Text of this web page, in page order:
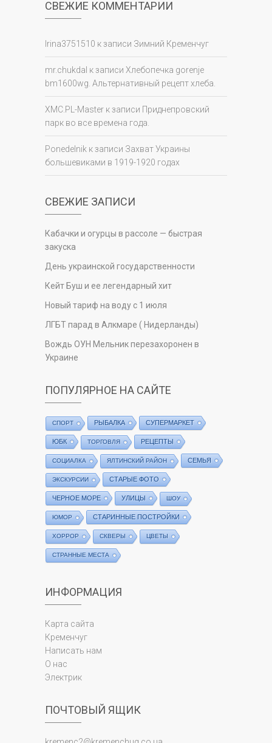
СВЕЖИЕ КОММЕНТАРИИ
Irina3751510 к записи Зимний Кременчуг
mr.chukdal к записи Хлебопечка gorenje
bm1600wg. Альтернативный рецепт хлеба.
XMC.PL-Master к записи Приднепровский
парк во все времена года.
Ponedelnik к записи Захват Украины
большевиками в 1919-1920 годах
СВЕЖИЕ ЗАПИСИ
Кабачки и огурцы в рассоле — быстрая
закуска
День украинской государственности
Кейт Буш и ее легендарный хит
Новый тариф на воду с 1 июля
ЛГБТ парад в Алкмаре ( Нидерланды)
Вождь ОУН Мельник перезахоронен в
Украине
ПОПУЛЯРНОЕ НА САЙТЕ
СПОРТ РЫБАЛКА СУПЕРМАРКЕТ
ЮБК ТОРГОВЛЯ РЕЦЕПТЫ
СОЦИАЛКА ЯЛТИНСКИЙ РАЙОН СЕМЬЯ
ЭКСКУРСИИ СТАРЫЕ ФОТО
ЧЕРНОЕ МОРЕ УЛИЦЫ ШОУ
ЮМОР СТАРИННЫЕ ПОСТРОЙКИ
ХОРРОР СКВЕРЫ ЦВЕТЫ
СТРАННЫЕ МЕСТА
ИНФОРМАЦИЯ
Карта сайта
Кременчуг
Написать нам
О нас
Электрик
ПОЧТОВЫЙ ЯЩИК